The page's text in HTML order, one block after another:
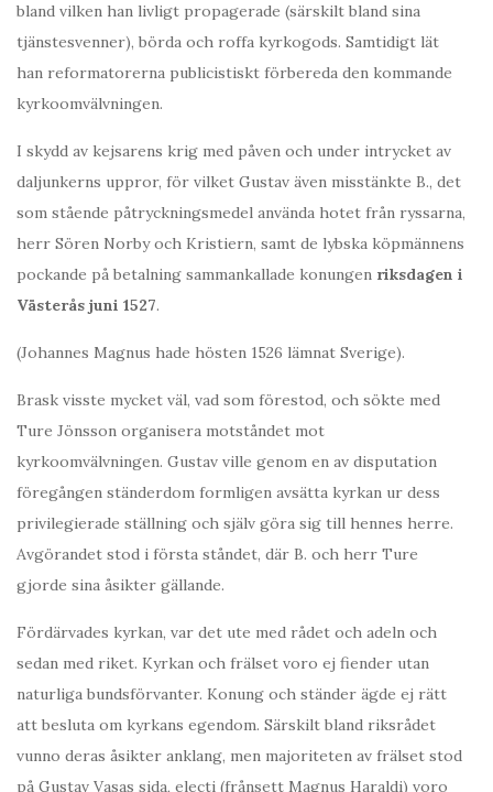
bland vilken han livligt propagerade (särskilt bland sina
tjänstesvenner), börda och roffa kyrkogods. Samtidigt lät
han reformatorerna publicistiskt förbereda den kommande
kyrkoomvälvningen.
I skydd av kejsarens krig med påven och under intrycket av
daljunkerns uppror, för vilket Gustav även misstänkte B., det
som stående påtryckningsmedel använda hotet från ryssarna,
herr Sören Norby och Kristiern, samt de lybska köpmännens
pockande på betalning sammankallade konungen riksdagen i
Västerås juni 1527.
(Johannes Magnus hade hösten 1526 lämnat Sverige).
Brask visste mycket väl, vad som förestod, och sökte med
Ture Jönsson organisera motståndet mot
kyrkoomvälvningen. Gustav ville genom en av disputation
föregången ständerdom formligen avsätta kyrkan ur dess
privilegierade ställning och själv göra sig till hennes herre.
Avgörandet stod i första ståndet, där B. och herr Ture
gjorde sina åsikter gällande.
Fördärvades kyrkan, var det ute med rådet och adeln och
sedan med riket. Kyrkan och frälset voro ej fiender utan
naturliga bundsförvanter. Konung och ständer ägde ej rätt
att besluta om kyrkans egendom. Särskilt bland riksrådet
vunno deras åsikter anklang, men majoriteten av frälset stod
på Gustav Vasas sida, electi (frånsett Magnus Haraldi) voro